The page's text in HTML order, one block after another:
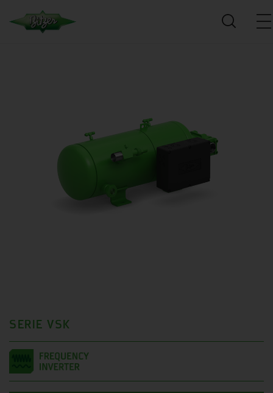
SERIE VSK